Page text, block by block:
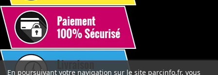
En poursuivant votre navigation sur le site parcinfo.fr, vous